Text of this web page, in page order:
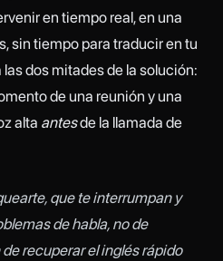
en tiempo real, en una
sin tiempo para traducir en tu
dos mitades de la solución:
de una reunión y una
alta antesde la llamada de
que te interrumpan y
de habla, no de
recuperar el inglés rápido